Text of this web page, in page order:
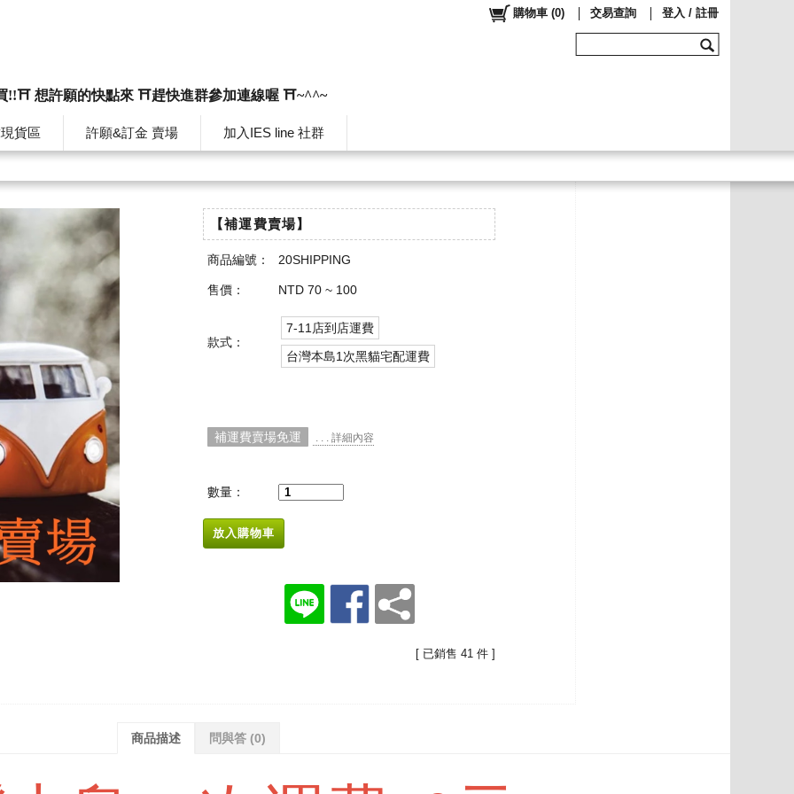
貨區 許願&訂金 賣場 加入IES line 社群
購物車 (0) 交易查詢 登入 / 註冊
!!⛩️ 想許願的快點來 ⛩️趕快進群參加連線喔 ⛩️~^^~
【補運費賣場】
商品編號： 20SHIPPING
售價： NTD 70 ~ 100
款式：
7-11店到店運費
台灣本島1次黑貓宅配運費
補運費賣場免運 . . . 詳細內容
數量：
放入購物車
[ 已銷售 41 件 ]
商品描述 問與答 (0)